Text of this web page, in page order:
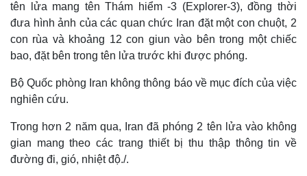
tên lửa mang tên Thám hiểm -3 (Explorer-3), đồng thời
đưa hình ảnh của các quan chức Iran đặt một con chuột, 2
con rùa và khoảng 12 con giun vào bên trong một chiếc
bao, đặt bên trong tên lửa trước khi được phóng.
Bộ Quốc phòng Iran không thông báo về mục đích của việc
nghiên cứu.
Trong hơn 2 năm qua, Iran đã phóng 2 tên lửa vào không
gian mang theo các trang thiết bị thu thập thông tin về
đường đi, gió, nhiệt độ./.